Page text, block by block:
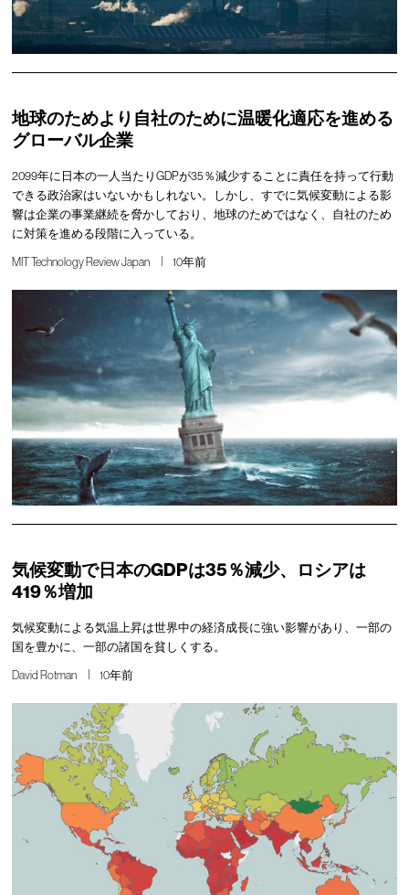
地球のためより自社のために温暖化適応を進める
グローバル企業
2099年に日本の一人当たりGDPが35％減少することに責任を持って行動
できる政治家はいないかもしれない。しかし、すでに気候変動による影
響は企業の事業継続を脅かしており、地球のためではなく、自社のため
に対策を進める段階に入っている。
MIT Technology Review Japan 10年前
気候変動で日本のGDPは35％減少、ロシアは
419％増加
気候変動による気温上昇は世界中の経済成長に強い影響があり、一部の
国を豊かに、一部の諸国を貧しくする。
David Rotman 10年前